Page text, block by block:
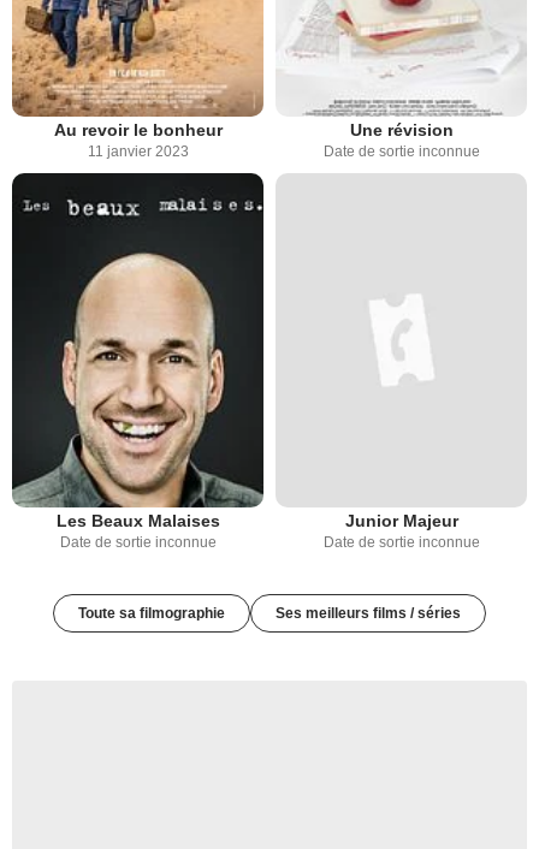
Au revoir le bonheur
11 janvier 2023
Une révision
Date de sortie inconnue
Les Beaux Malaises
Date de sortie inconnue
Junior Majeur
Date de sortie inconnue
Toute sa filmographie Ses meilleurs films / séries